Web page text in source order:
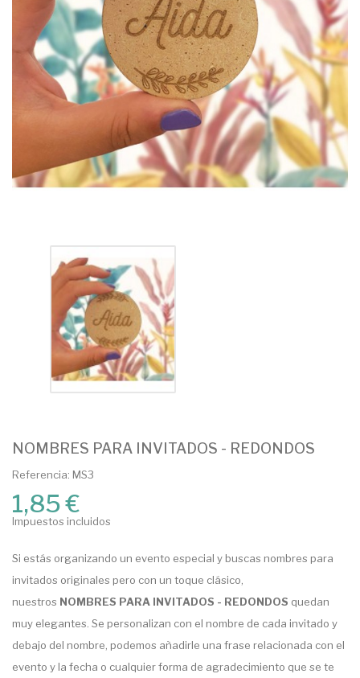
NOMBRES PARA INVITADOS - REDONDOS
Referencia: MS3
1,85 €
Impuestos incluidos
Si estás organizando un evento especial y buscas nombres para
invitados originales pero con un toque clásico,
nuestros NOMBRES PARA INVITADOS - REDONDOS quedan
muy elegantes. Se personalizan con el nombre de cada invitado y
debajo del nombre, podemos añadirle una frase relacionada con el
evento y la fecha o cualquier forma de agradecimiento que se te